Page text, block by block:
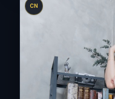
CN